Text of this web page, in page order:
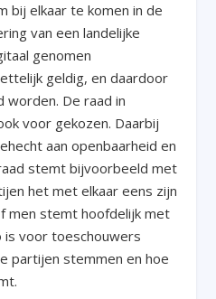
bij elkaar te komen in de
van een landelijke
genomen
geldig, en daardoor
worden. De raad in
voor gekozen. Daarbij
aan openbaarheid en
stemt bijvoorbeeld met
het met elkaar eens zijn
men stemt hoofdelijk met
is voor toeschouwers
partijen stemmen en hoe